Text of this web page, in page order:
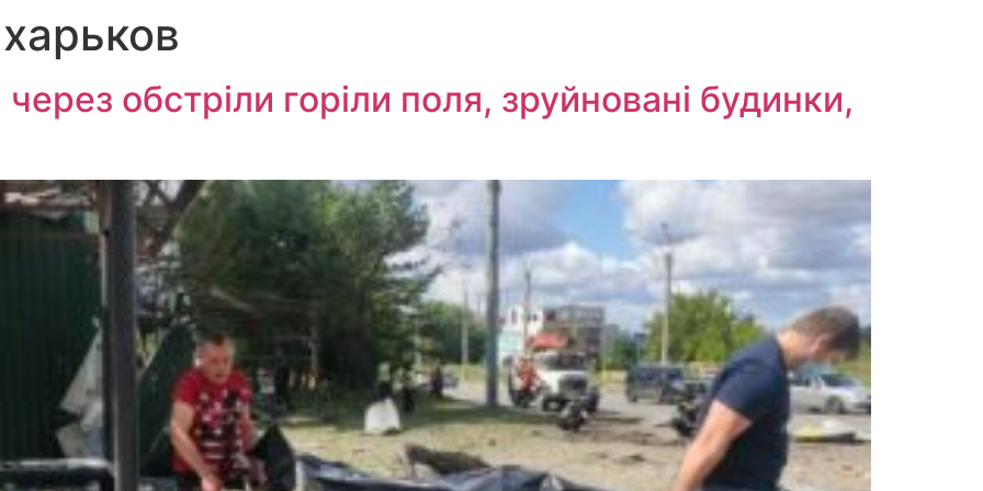
обстріли горіли поля, зруйновані будинки,